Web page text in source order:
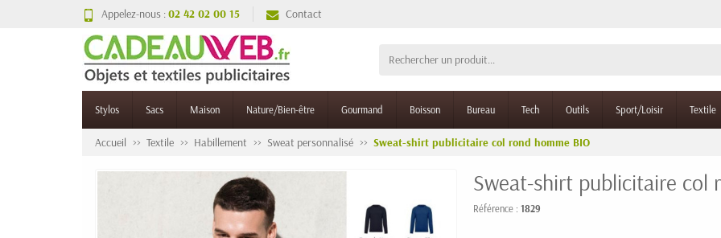
Appelez-nous :02 42 02 00 15 Contact
Stylos Sacs Maison Nature/Bien-être Gourmand Boisson Bureau Tech Outils Sport/Loisir Textile
Accueil Textile Habillement Sweat personnalisé Sweat-shirt publicitaire col rond homme BIO
Sweat-shirt publicitaire col
Référence : 1829